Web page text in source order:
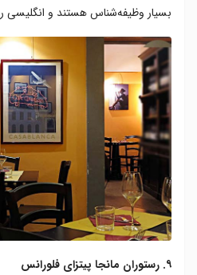
بسیار وظیفه‌شناس هستند و
۹. رستوران مانجا پیتزای فلورانس